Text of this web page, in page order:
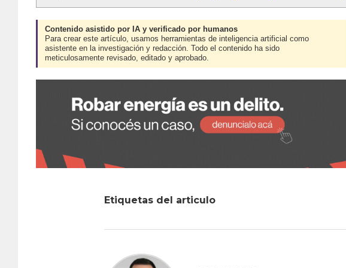
Contenido asistido por IA y verificado por humanos
Para crear este artículo, usamos herramientas de inteligencia artificial como
asistente en la investigación y redacción. Todo el contenido ha sido
meticulosamente revisado, editado y aprobado.
Etiquetas del articulo